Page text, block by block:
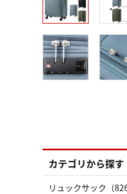
カテゴリから探す
リュックサック（826